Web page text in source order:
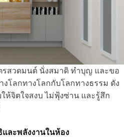
รสวดมนต์ นั่งสมาดิ ทำบุญ และขอ
โลกทางโลกกับโลกทางธรรม ดัง
ห้จิตใจสงบ ไม่ฟุ้งซ่าน และรู้สึก
ละพลังงานในห้อง